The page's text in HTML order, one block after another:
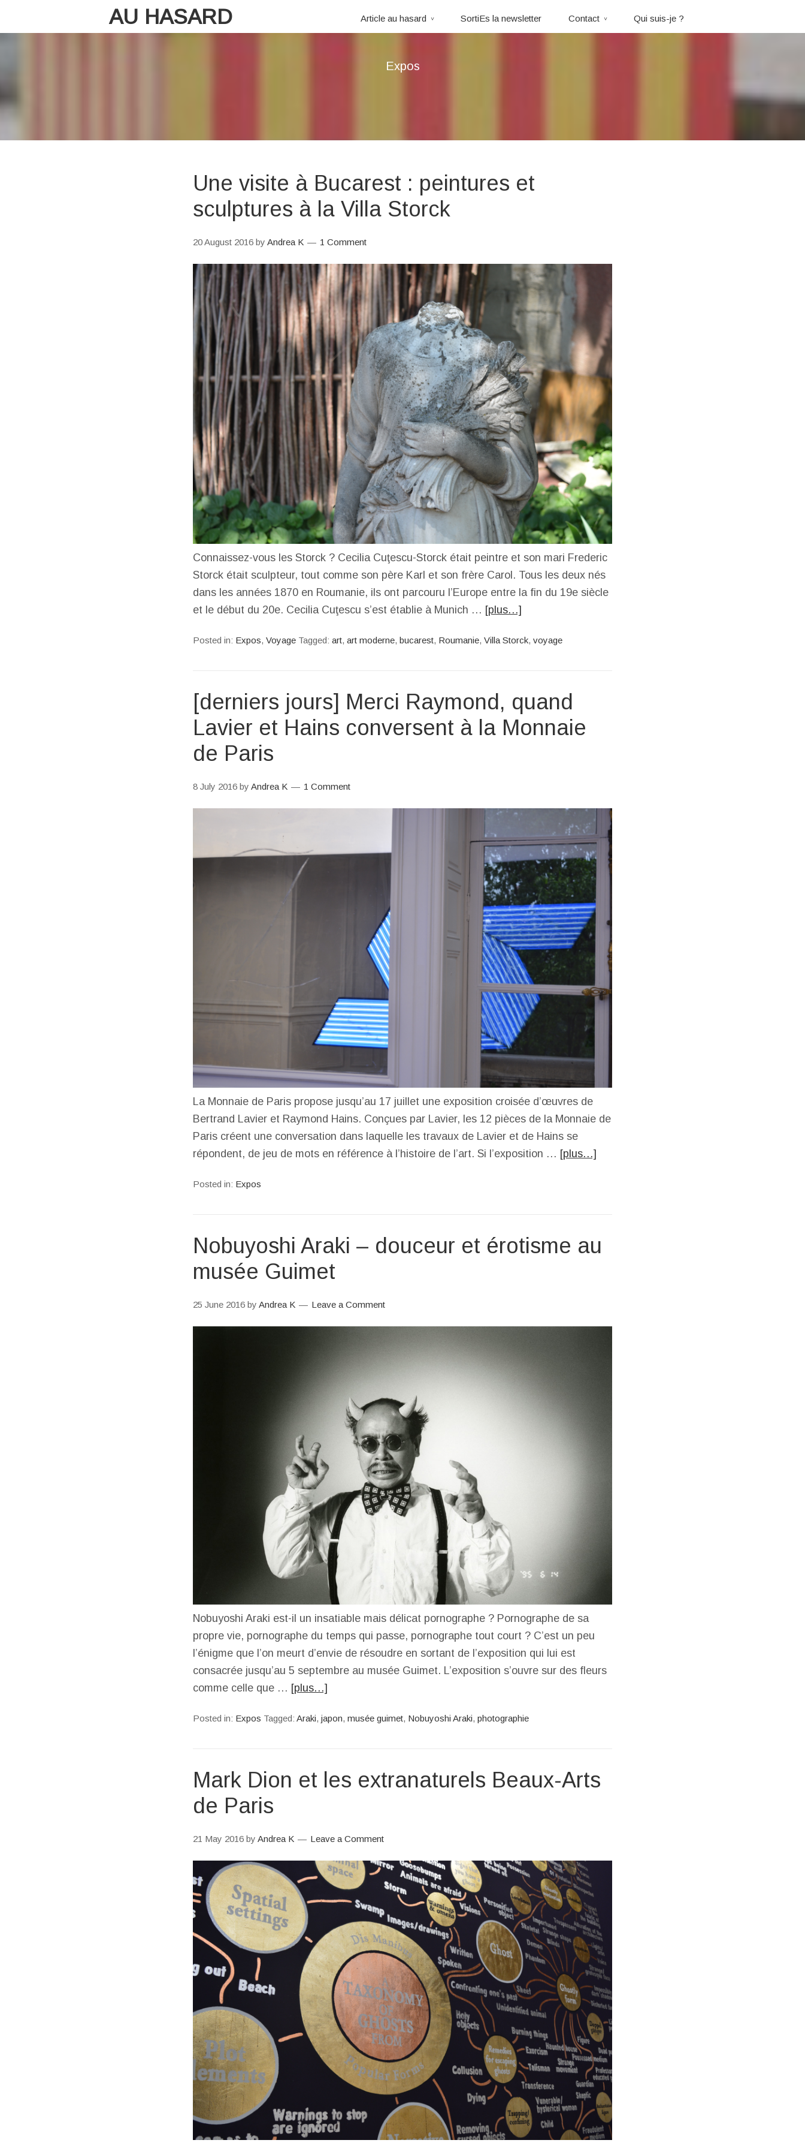
AU HASARD Article au hasard SortiEs la newsletter Contact Qui suis-je ?
Expos
Une visite à Bucarest : peintures et
sculptures à la Villa Storck
20 August 2016 by Andrea K 1 Comment
Connaissez-vous les Storck ? Cecilia Cuţescu-Storck était peintre et son mari Frederic
Storck était sculpteur, tout comme son père Karl et son frère Carol. Tous les deux nés
dans les années 1870 en Roumanie, ils ont parcouru l’Europe entre la fin du 19e siècle
et le début du 20e. Cecilia Cuţescu s’est établie à Munich … [plus…]
Posted in: Expos, Voyage Tagged: art, art moderne, bucarest, Roumanie, Villa Storck, voyage
[derniers jours] Merci Raymond, quand
Lavier et Hains conversent à la Monnaie
de Paris
8 July 2016 by Andrea K 1 Comment
La Monnaie de Paris propose jusqu’au 17 juillet une exposition croisée d’œuvres de
Bertrand Lavier et Raymond Hains. Conçues par Lavier, les 12 pièces de la Monnaie de
Paris créent une conversation dans laquelle les travaux de Lavier et de Hains se
répondent, de jeu de mots en référence à l’histoire de l’art. Si l’exposition … [plus…]
Posted in: Expos
Nobuyoshi Araki – douceur et érotisme au
musée Guimet
25 June 2016 by Andrea K Leave a Comment
Nobuyoshi Araki est-il un insatiable mais délicat pornographe ? Pornographe de sa
propre vie, pornographe du temps qui passe, pornographe tout court ? C’est un peu
l’énigme que l’on meurt d’envie de résoudre en sortant de l’exposition qui lui est
consacrée jusqu’au 5 septembre au musée Guimet. L’exposition s’ouvre sur des fleurs
comme celle que … [plus…]
Posted in: Expos Tagged: Araki, japon, musée guimet, Nobuyoshi Araki, photographie
Mark Dion et les extranaturels Beaux-Arts
de Paris
21 May 2016 by Andrea K Leave a Comment